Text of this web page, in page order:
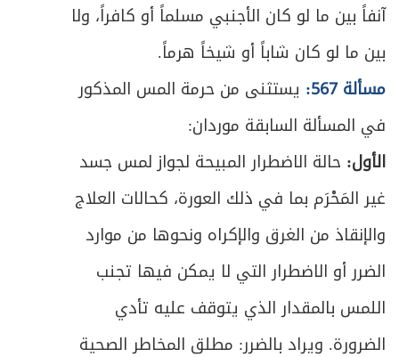
آنفاً بين ما لو كان الأجنبي مسلماً أو كافراً، ولا
بين ما لو كان شاباً أو شيخاً هرماً.
مسألة 567:
يستثنى من حرمة المس المذكور
في المسألة السابقة موردان:
الأول: حالة الاضطرار المبيحة لجواز لمس جسد
غير المَحْرَم بما في ذلك العورة، كحالات العلاج
والإنقاذ من الغرق والإكراه ونحوها من موارد
الضرر أو الاضطرار التي لا يمكن فيها تجنب
اللمس بالمقدار الذي يتوقف عليه تأدي
الضرورة. ويراد بالضرر: مطلق المخاطر الصحية